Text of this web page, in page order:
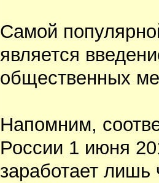
Самой
является
общественных
Напомним,
России 1 июня
заработает лишь